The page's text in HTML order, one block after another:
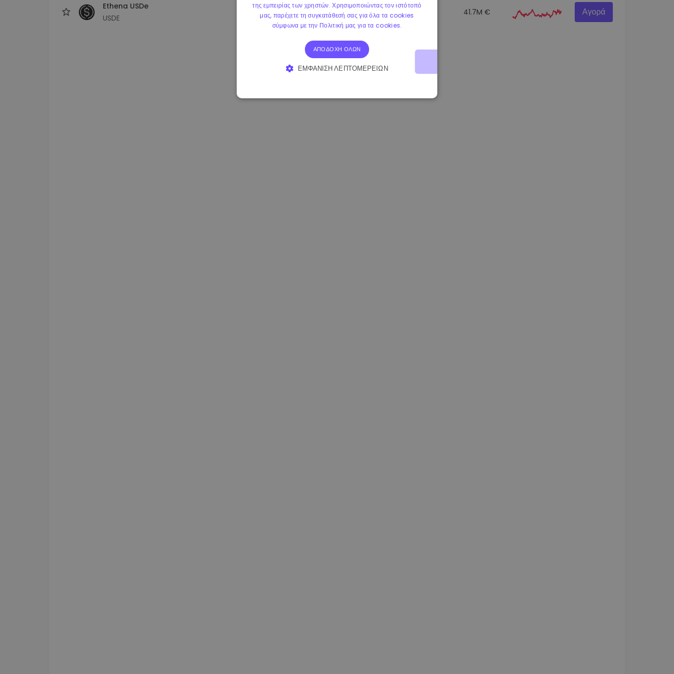
Ethena USDe
USDE
0.865215 € 0.00% 3.4B € 41.7M € Αγορά
της εμπειρίας των χρηστών. Χρησιμοποιώντας τον ιστότοπό
μας, παρέχετε τη συγκατάθεσή σας για όλα τα cookies
σύμφωνα με την Πολιτική μας για τα cookies.
ΑΠΟΔΟΧΉ ΌΛΩΝ
ΕΜΦΆΝΙΣΗ ΛΕΠΤΟΜΕΡΕΙΏΝ